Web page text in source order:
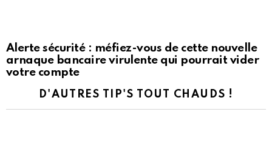
Alerte sécurité : méfiez-vous de cette nouvelle
arnaque bancaire virulente qui pourrait vider
votre compte
D'AUTRES TIP'S TOUT CHAUDS !